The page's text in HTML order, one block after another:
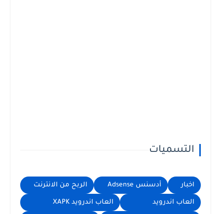
التسميات
اخبار أدسنس Adsense الربح من الانترنت
العاب اندرويد العاب اندرويد XAPK